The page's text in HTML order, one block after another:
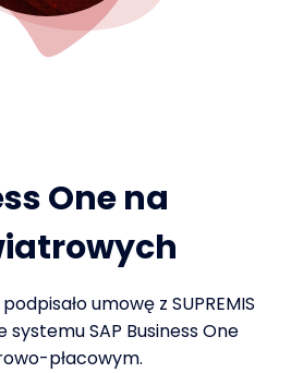
One na
umowę z SUPREMIS
systemu SAP Business One
płacowym.